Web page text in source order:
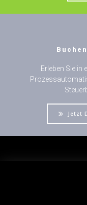
Erleben Sie in
Jetzt